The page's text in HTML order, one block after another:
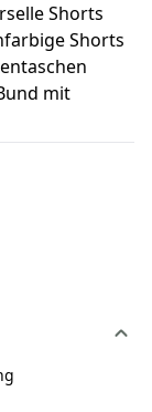
Shorts
Shorts
mit